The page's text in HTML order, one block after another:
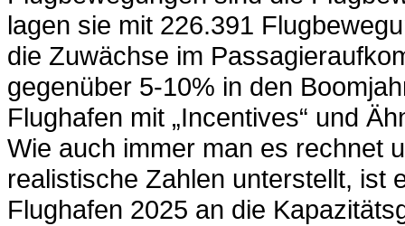
lagen sie mit 226.391
die Zuwächse im
gegenüber 5-10% in den
Flughafen mit „Incentives“ und
Wie auch immer man es rechnet
realistische Zahlen unterstellt, ist
Flughafen 2025 an die